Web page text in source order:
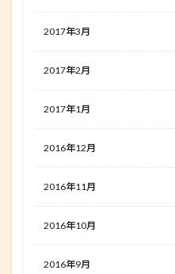
2017年3月
2017年2月
2017年1月
2016年12月
2016年11月
2016年10月
2016年9月